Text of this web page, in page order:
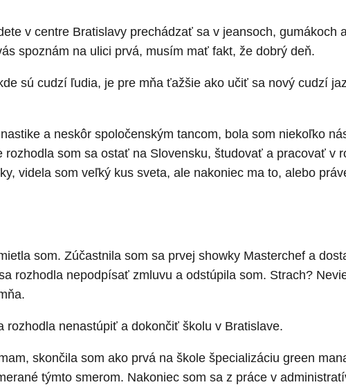
v centre Bratislavy prechádzať sa v jeansoch, gumákoch
spoznám na ulici prvá, musím mať fakt, že dobrý deň.
sú cudzí ľudia, je pre mňa ťažšie ako učiť sa nový cudzí
a neskôr spoločenským tancom, bola som niekoľko
som sa ostať na Slovensku, študovať a pracovať v
videla som veľký kus sveta, ale nakoniec ma to, alebo
som. Zúčastnila som sa prvej showky Masterchef a
rozhodla nepodpísať zmluvu a odstúpila som. Strach?
rozhodla nenastúpiť a dokončiť školu v Bratislave.
skončila som ako prvá na škole špecializáciu green
týmto smerom. Nakoniec som sa z práce v